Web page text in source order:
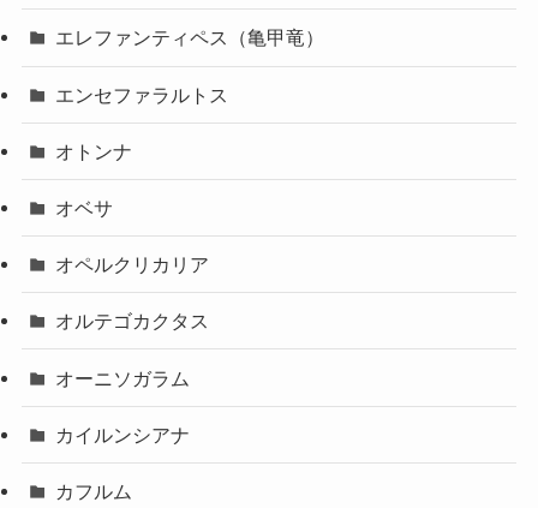
エレファンティペス（亀甲竜）
エンセファラルトス
オトンナ
オベサ
オペルクリカリア
オルテゴカクタス
オーニソガラム
カイルンシアナ
カフルム